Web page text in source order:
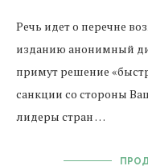
Речь идет о перечне
изданию анонимный
примут решение
санкции со стороны
лидеры стран …